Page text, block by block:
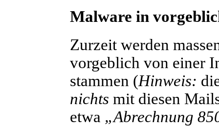
Malware in
Zurzeit werden
vorgeblich von einer
stammen (Hinweis:
nichts mit diesen
etwa „Abrechnung